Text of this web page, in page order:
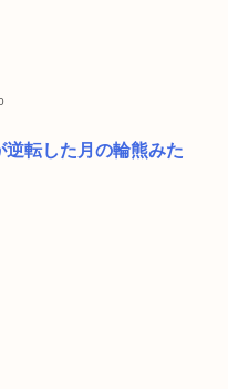
転した月の輪熊みた